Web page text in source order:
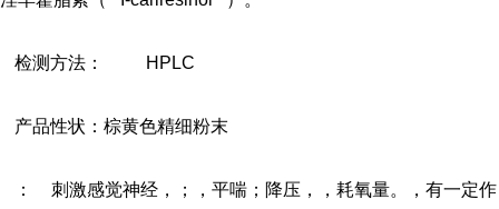
检测方法： HPLC
产品性状：棕黄色精细粉末
： 刺激感觉神经，；，平喘；降压，，耗氧量。，有一定作